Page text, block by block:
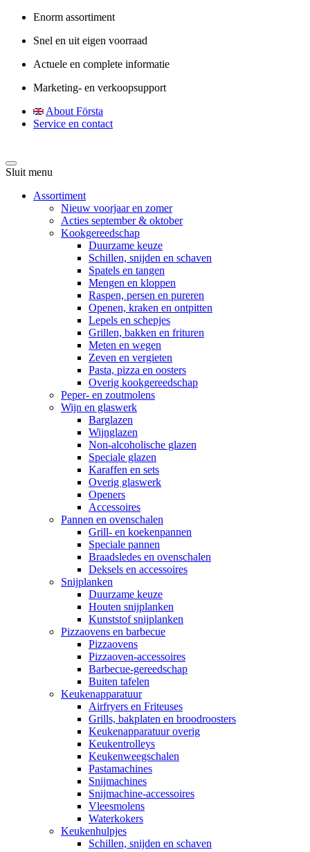
Enorm assortiment
Snel en uit eigen voorraad
Actuele en complete informatie
Marketing- en verkoopsupport
About Första
Service en contact
Sluit menu
Assortiment
Nieuw voorjaar en zomer
Acties september & oktober
Kookgereedschap
Duurzame keuze
Schillen, snijden en schaven
Spatels en tangen
Mengen en kloppen
Raspen, persen en pureren
Openen, kraken en ontpitten
Lepels en schepjes
Grillen, bakken en frituren
Meten en wegen
Zeven en vergieten
Pasta, pizza en oosters
Overig kookgereedschap
Peper- en zoutmolens
Wijn en glaswerk
Barglazen
Wijnglazen
Non-alcoholische glazen
Speciale glazen
Karaffen en sets
Overig glaswerk
Openers
Accessoires
Pannen en ovenschalen
Grill- en koekenpannen
Speciale pannen
Braadsledes en ovenschalen
Deksels en accessoires
Snijplanken
Duurzame keuze
Houten snijplanken
Kunststof snijplanken
Pizzaovens en barbecue
Pizzaovens
Pizzaoven-accessoires
Barbecue-gereedschap
Buiten tafelen
Keukenapparatuur
Airfryers en Friteuses
Grills, bakplaten en broodroosters
Keukenapparatuur overig
Keukentrolleys
Keukenweegschalen
Pastamachines
Snijmachines
Snijmachine-accessoires
Vleesmolens
Waterkokers
Keukenhulpjes
Schillen, snijden en schaven